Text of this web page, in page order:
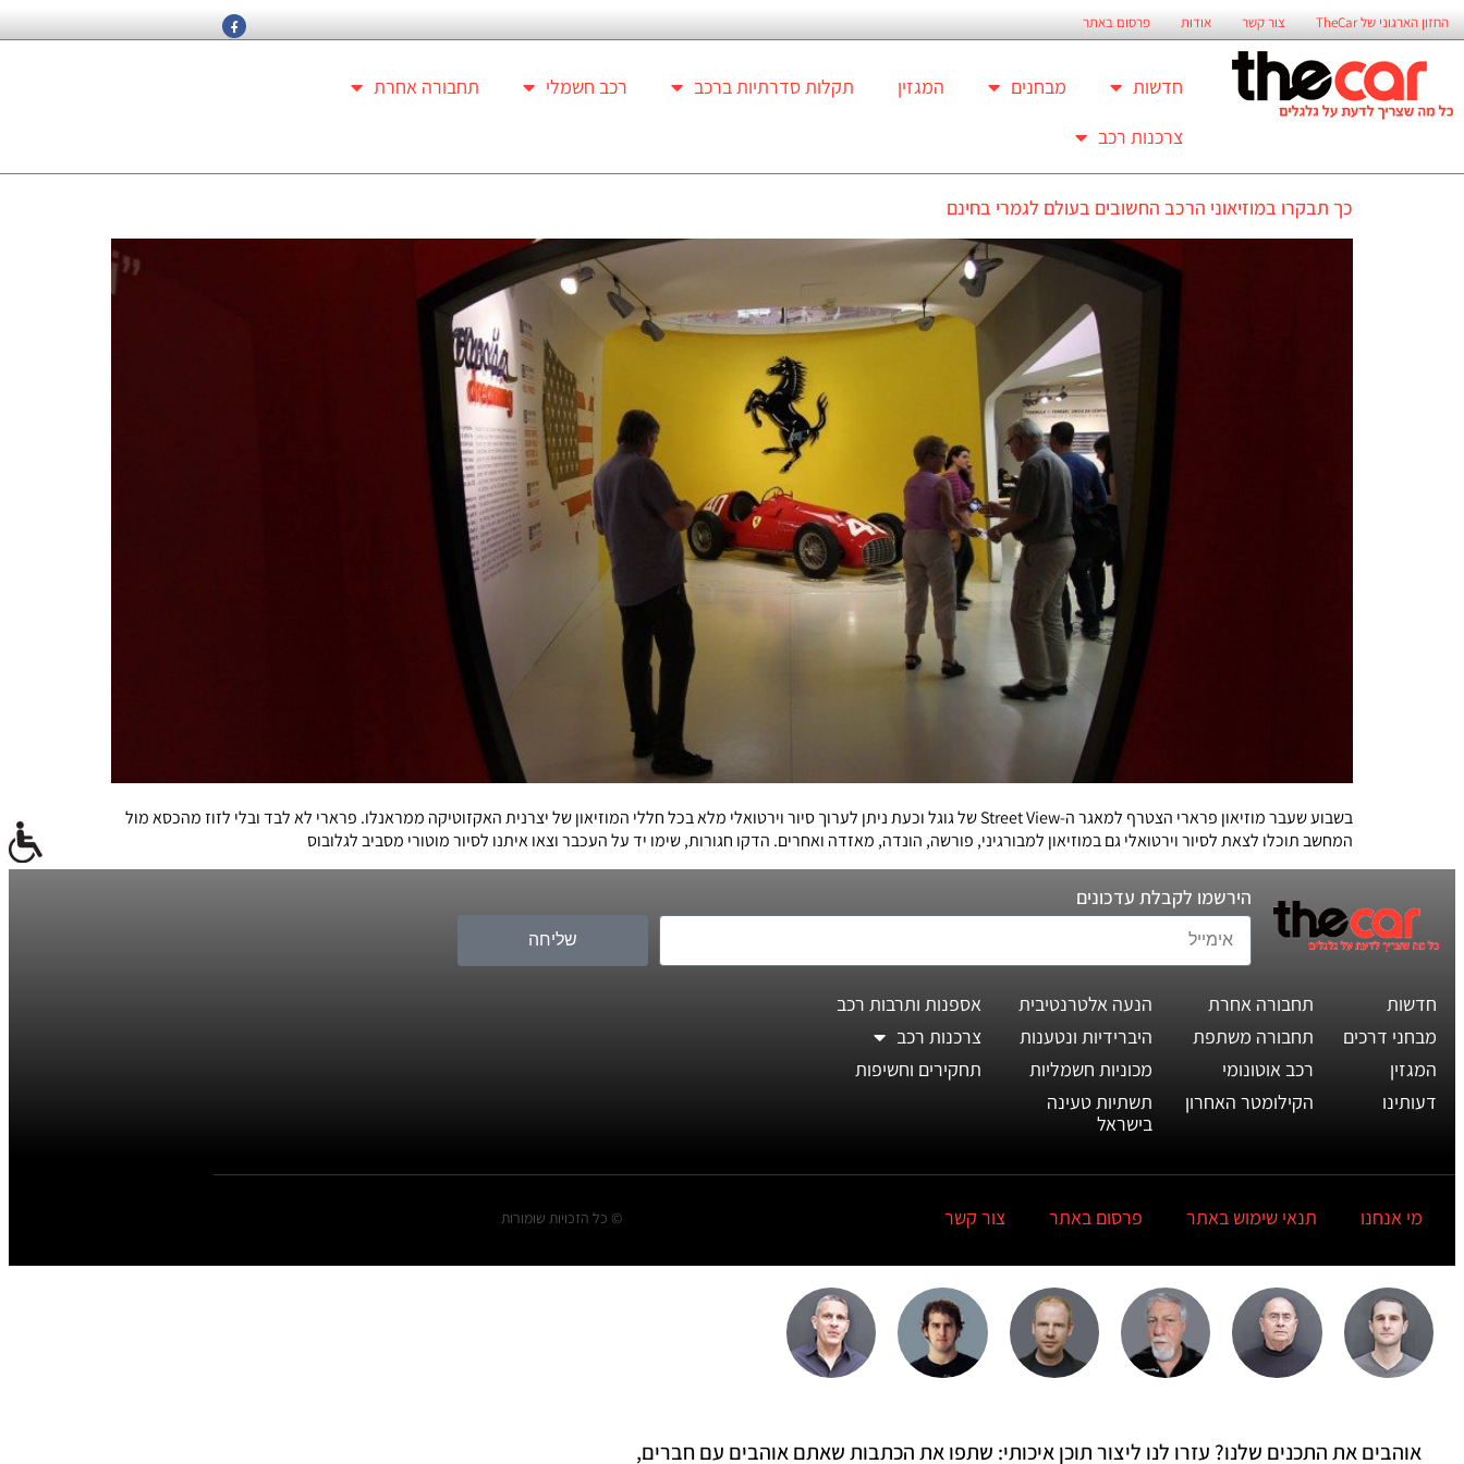
החזון הארגוני של TheCar צור קשר אודות פרסום באתר
חדשות מבחנים המגזין תקלות סדרתיות ברכב רכב חשמלי
תחבורה אחרת
צרכנות רכב
כך תבקרו במוזיאוני הרכב החשובים בעולם לגמרי בחינם
בשבוע שעבר מוזיאון פרארי הצטרף למאגר ה-Street View של גוגל וכעת ניתן לערוך סיור וירטואלי מלא בכל חללי המוזיאון של יצרנית האקזוטיקה ממראנלו. פרארי לא לבד ובלי לזוז מהכסא מול
המחשב תוכלו לצאת לסיור וירטואלי גם במוזיאון למבורגיני, פורשה, הונדה, מאזדה ואחרים. הדקו חגורות, שימו יד על העכבר וצאו איתנו לסיור מוטורי מסביב לגלובוס
הירשמו לקבלת עדכונים
שליחה
חדשות
מבחני דרכים
המגזין
דעותינו
תחבורה אחרת
תחבורה משתפת
רכב אוטונומי
הקילומטר האחרון
הנעה אלטרנטיבית
היברידיות ונטענות
מכוניות חשמליות
תשתיות טעינה
בישראל
אספנות ותרבות רכב
צרכנות רכב
תחקירים וחשיפות
מי אנחנו תנאי שימוש באתר פרסום באתר צור קשר © כל הזכויות שומורות
אוהבים את התכנים שלנו? עזרו לנו ליצור תוכן איכותי: שתפו את הכתבות שאתם אוהבים עם חברים,